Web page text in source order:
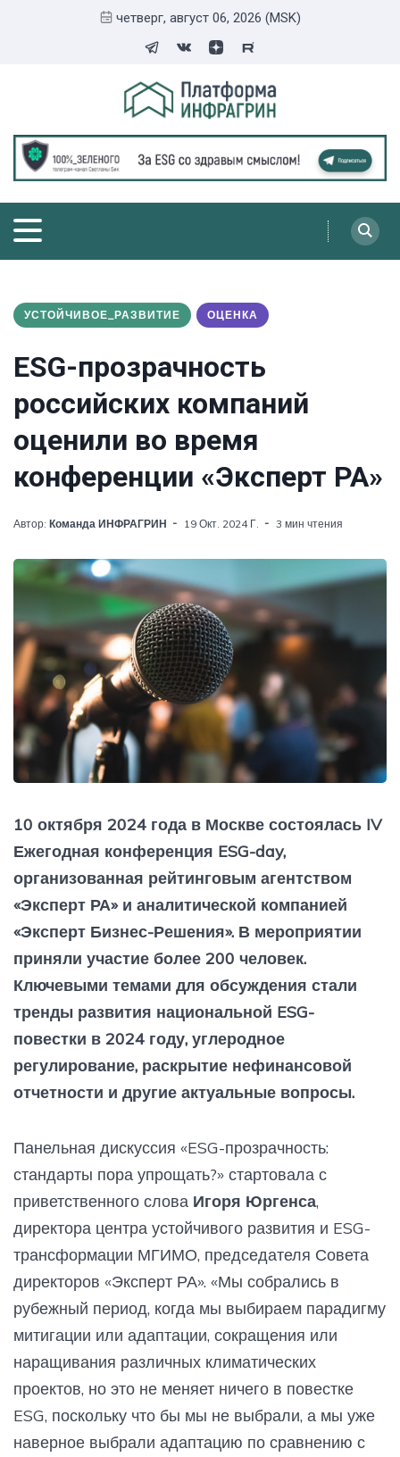
четверг, август 06, 2026 (MSK)
УСТОЙЧИВОЕ_РАЗВИТИЕ ОЦЕНКА
ESG-прозрачность
российских компаний
оценили во время
конференции «Эксперт РА»
Автор: Команда ИНФРАГРИН 19 Окт. 2024 Г. 3 мин чтения
10 октября 2024 года в Москве состоялась IV
Ежегодная конференция ESG-day,
организованная рейтинговым агентством
«Эксперт РА» и аналитической компанией
«Эксперт Бизнес-Решения». В мероприятии
приняли участие более 200 человек.
Ключевыми темами для обсуждения стали
тренды развития национальной ESG-
повестки в 2024 году, углеродное
регулирование, раскрытие нефинансовой
отчетности и другие актуальные вопросы.
Панельная дискуссия «ESG-прозрачность:
стандарты пора упрощать?» стартовала с
приветственного слова Игоря Юргенса,
директора центра устойчивого развития и ESG-
трансформации МГИМО, председателя Совета
директоров «Эксперт РА». «Мы собрались в
рубежный период, когда мы выбираем парадигму
митигации или адаптации, сокращения или
наращивания различных климатических
проектов, но это не меняет ничего в повестке
ESG, поскольку что бы мы не выбрали, а мы уже
наверное выбрали адаптацию по сравнению с